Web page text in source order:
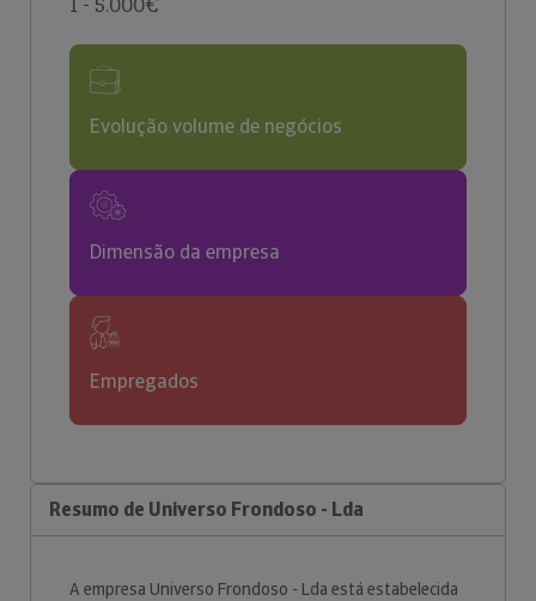
1 - 5.000€
Evolução volume de negócios
Dimensão da empresa
Empregados
Resumo de Universo Frondoso - Lda
A empresa Universo Frondoso - Lda está estabelecida